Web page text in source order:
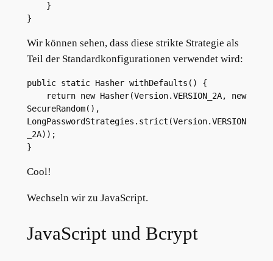
    }
}
Wir können sehen, dass diese strikte Strategie als
Teil der Standardkonfigurationen verwendet wird:
public static Hasher withDefaults() {
SecureRandom(),
LongPasswordStrategies.strict(Version.VERSION
_2A));
}
Cool!
Wechseln wir zu JavaScript.
JavaScript und Bcrypt